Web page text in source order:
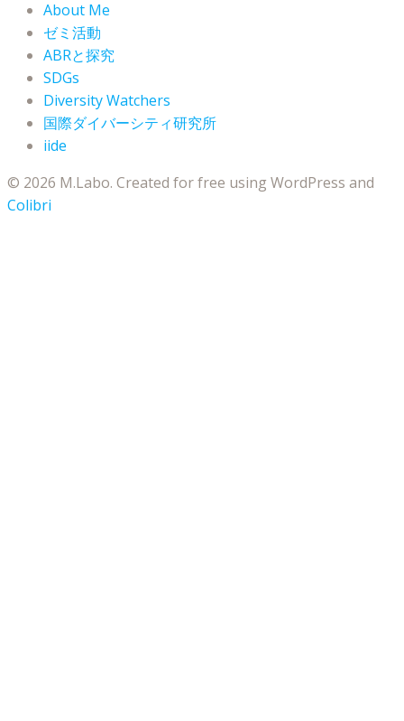
About Me
ゼミ活動
ABRと探究
SDGs
Diversity Watchers
国際ダイバーシティ研究所
iide
© 2026 M.Labo. Created for free using WordPress and
Colibri